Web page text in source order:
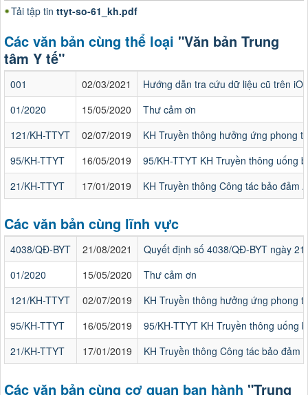
Tải tập tin ttyt-so-61_kh.pdf
Các văn bản cùng thể loại "Văn bản Trung
tâm Y tế"
001 02/03/2021
Hướng dẫn tra cứu dữ liệu cũ trên
01/2020
15/05/2020
Thư cảm ơn
121/KH-TTYT
02/07/2019
KH Truyền thông hưởng ứng phong
95/KH-TTYT
16/05/2019
95/KH-TTYT KH Truyền thông uống
21/KH-TTYT
17/01/2019 KH Truyền thông Công tác bảo đảm
Các văn bản cùng lĩnh vực
4038/QĐ-BYT 21/08/2021
Quyết định số 4038/QĐ-BYT ngày
01/2020
15/05/2020
Thư cảm ơn
121/KH-TTYT
02/07/2019
KH Truyền thông hưởng ứng phong
95/KH-TTYT
16/05/2019
95/KH-TTYT KH Truyền thông uống
21/KH-TTYT
17/01/2019 KH Truyền thông Công tác bảo đảm
Các văn bản cùng cơ quan ban hành "Trung